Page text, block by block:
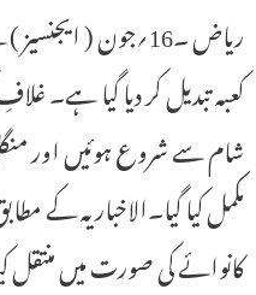
ریاض ۔16؍جون (
کعبہ تبدیل کر دیا گیا ہے۔ غلافِ
شام سے شروع ہوئیں اور
مکمل کیا گیا۔الاخباریہ کے
کانوائے کی صورت میں منتقل